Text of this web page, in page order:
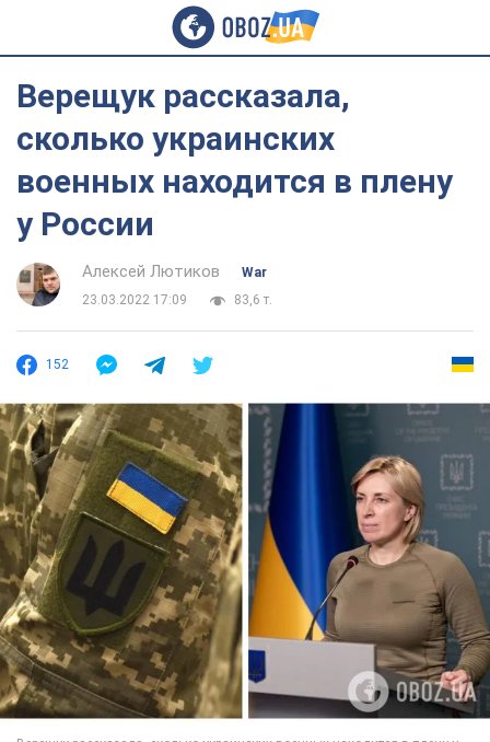
Верещук рассказала,
сколько украинских
военных находится в плену
у России
Алексей Лютиков
War
23.03.2022 17:09
83,6 т.
152